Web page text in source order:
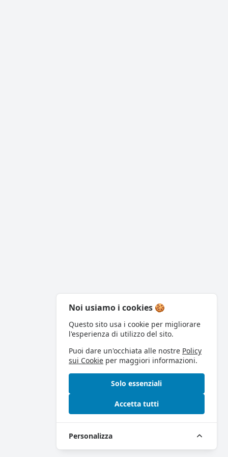
Noi usiamo i cookies 🍪
Questo sito usa i cookie per migliorare
l'esperienza di utilizzo del sito.
Puoi dare un'occhiata alle nostre Policy
sui Cookie per maggiori informazioni.
Solo essenziali
Accetta tutti
Personalizza